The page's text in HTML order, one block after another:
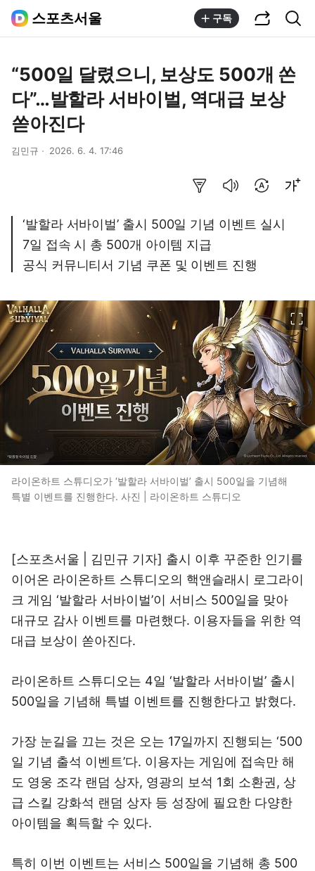
스포츠서울 구독
“500일 달렸으니, 보상도 500개 쏜
다”…발할라 서바이벌, 역대급 보상
쏟아진다
김민규 2026. 6. 4. 17:46
‘발할라 서바이벌’ 출시 500일 기념 이벤트 실시
7일 접속 시 총 500개 아이템 지급
공식 커뮤니티서 기념 쿠폰 및 이벤트 진행
라이온하트 스튜디오가 ‘발할라 서바이벌’ 출시 500일을 기념해
특별 이벤트를 진행한다. 사진 | 라이온하트 스튜디오
[스포츠서울 | 김민규 기자] 출시 이후 꾸준한 인기를
이어온 라이온하트 스튜디오의 핵앤슬래시 로그라이
크 게임 ‘발할라 서바이벌’이 서비스 500일을 맞아
대규모 감사 이벤트를 마련했다. 이용자들을 위한 역
대급 보상이 쏟아진다.
라이온하트 스튜디오는 4일 ‘발할라 서바이벌’ 출시
500일을 기념해 특별 이벤트를 진행한다고 밝혔다.
가장 눈길을 끄는 것은 오는 17일까지 진행되는 ‘500
일 기념 출석 이벤트’다. 이용자는 게임에 접속만 해
도 영웅 조각 랜덤 상자, 영광의 보석 1회 소환권, 상
급 스킬 강화석 랜덤 상자 등 성장에 필요한 다양한
아이템을 획득할 수 있다.
특히 이번 이벤트는 서비스 500일을 기념해 총 500